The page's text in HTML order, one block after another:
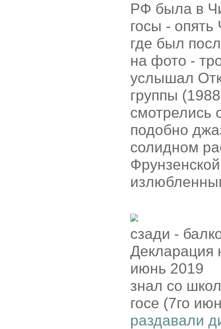
РФ была в
госы -
где был
на фото -
услышал
группы
смотрелись
подобно
солидном
сзади -
Декларация
июнь 2019
знал со
госе (7го
раздавали